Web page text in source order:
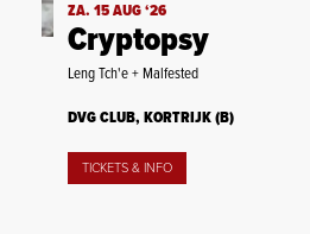
ZA. 15 AUG ‘26
Cryptopsy
Leng Tch'e + Malfested
DVG CLUB, KORTRIJK (B)
TICKETS & INFO